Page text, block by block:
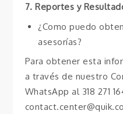
7. Reportes y
¿Como puedo
asesorías?
Para obtener esta
a través de nuestro
WhatsApp al 318 271